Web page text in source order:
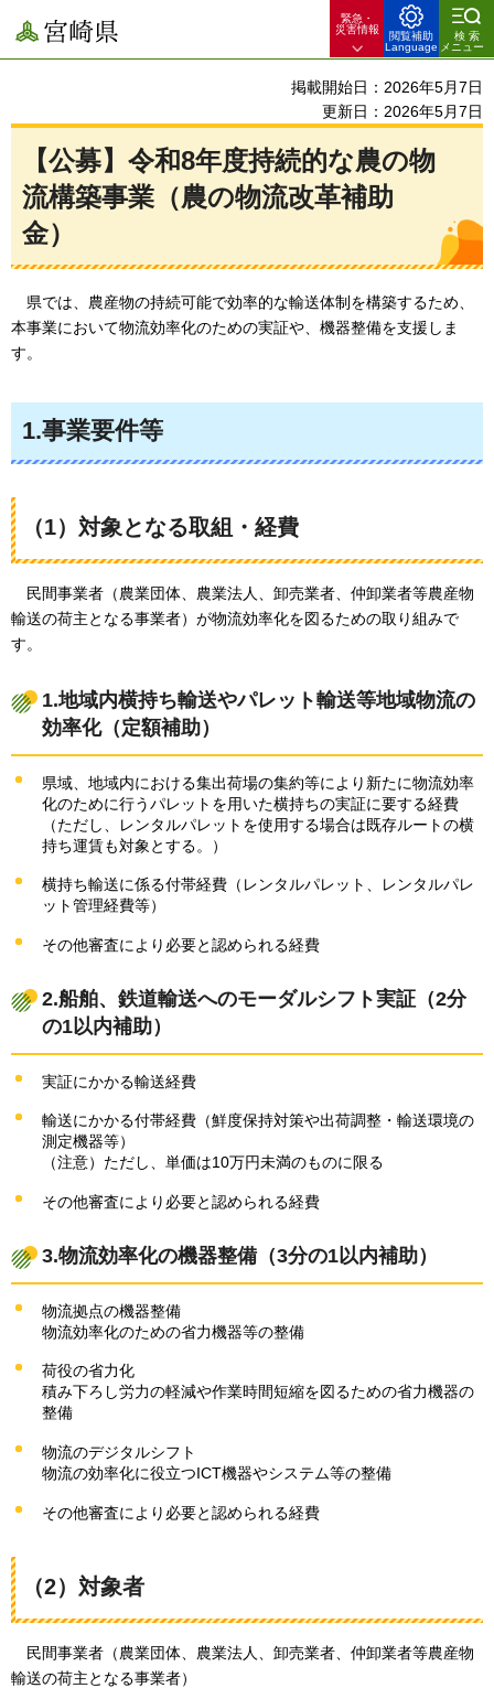
宮崎県
緊急・
災害情報
閲覧補助
Language
検索
メニュー
掲載開始日：2026年5月7日
更新日：2026年5月7日
【公募】令和8年度持続的な農の物
流構築事業（農の物流改革補助
金）
県では 、農産物の持続可能で効率的な輸送体制を構築するため、
本事業において物流効率化のための実証や、機器整備を支援しま
す。
1.事業要件等
（1）対象となる取組・経費
民間事業者（農業団体、農業法人、卸売業者、仲卸業者等農産物
輸送の荷主となる事業者）が物流効率化を図るための取り組みで
す。
1.地域内横持ち輸送やパレット輸送等地域物流の
効率化（定額補助）
県域、地域内における集出荷場の集約等により新たに物流効率
化のために行うパレットを用いた横持ちの実証に要する経費
（ただし、レンタルパレットを使用する場合は既存ルートの横
持ち運賃も対象とする。）
横持ち輸送に係る付帯経費（レンタルパレット、レンタルパレ
ット管理経費等）
その他審査により必要と認められる経費
2.船舶、鉄道輸送へのモーダルシフト実証（2分
の1以内補助）
実証にかかる輸送経費
輸送にかかる付帯経費（鮮度保持対策や出荷調整・輸送環境の
測定機器等）
（注意）ただし、単価は10万円未満のものに限る
その他審査により必要と認められる経費
3.物流効率化の機器整備（3分の1以内補助）
物流拠点の機器整備
物流効率化のための省力機器等の整備
荷役の省力化
積み下ろし労力の軽減や作業時間短縮を図るための省力機器の
整備
物流のデジタルシフト
物流の効率化に役立つICT機器やシステム等の整備
その他審査により必要と認められる経費
（2）対象者
民間事業者（農業団体、農業法人、卸売業者、仲卸業者等農産物
輸送の荷主となる事業者）